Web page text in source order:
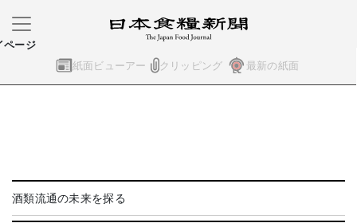
紙面ビューアー クリッピング 最新の紙面
ページ
酒類流通の未来を探る